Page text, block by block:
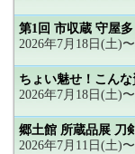
第1回 市収蔵 守屋
2026年7月18日(土)
ちょい魅せ！こん
2026年7月18日(土)
郷土館 所蔵品展 刀
2026年7月11日(土)